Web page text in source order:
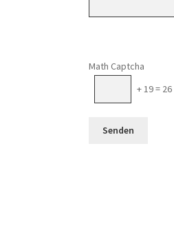
Math Captcha
+ 19 = 26